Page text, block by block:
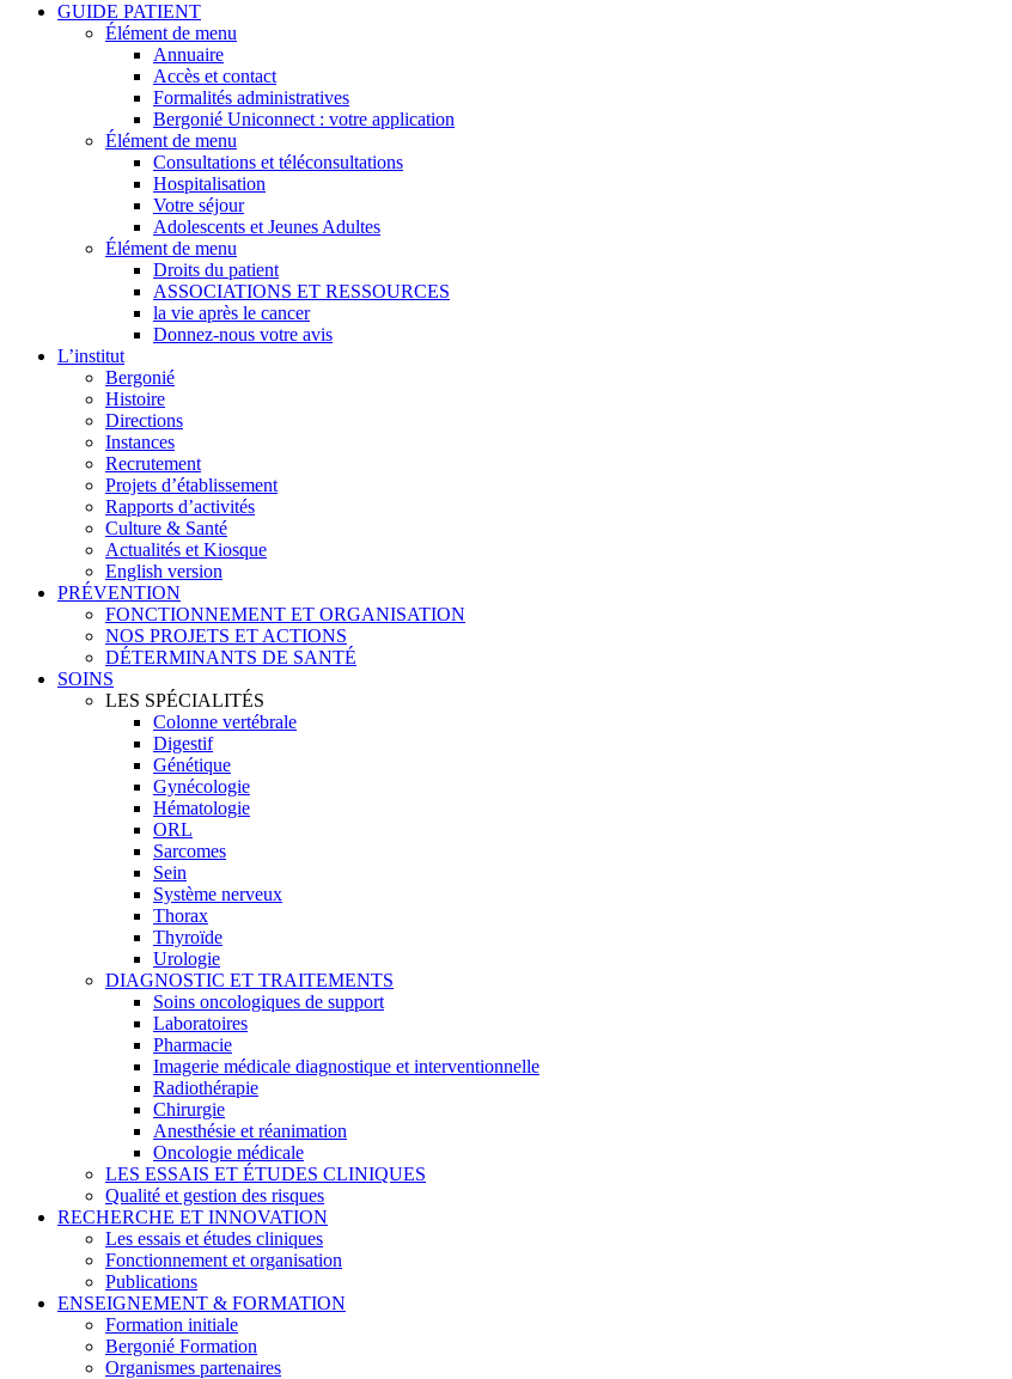
GUIDE PATIENT
Élément de menu
Annuaire
Accès et contact
Formalités administratives
Bergonié Uniconnect : votre application
Élément de menu
Consultations et téléconsultations
Hospitalisation
Votre séjour
Adolescents et Jeunes Adultes
Élément de menu
Droits du patient
ASSOCIATIONS ET RESSOURCES
la vie après le cancer
Donnez-nous votre avis
L’institut
Bergonié
Histoire
Directions
Instances
Recrutement
Projets d’établissement
Rapports d’activités
Culture & Santé
Actualités et Kiosque
English version
PRÉVENTION
FONCTIONNEMENT ET ORGANISATION
NOS PROJETS ET ACTIONS
DÉTERMINANTS DE SANTÉ
SOINS
LES SPÉCIALITÉS
Colonne vertébrale
Digestif
Génétique
Gynécologie
Hématologie
ORL
Sarcomes
Sein
Système nerveux
Thorax
Thyroïde
Urologie
DIAGNOSTIC ET TRAITEMENTS
Soins oncologiques de support
Laboratoires
Pharmacie
Imagerie médicale diagnostique et interventionnelle
Radiothérapie
Chirurgie
Anesthésie et réanimation
Oncologie médicale
LES ESSAIS ET ÉTUDES CLINIQUES
Qualité et gestion des risques
RECHERCHE ET INNOVATION
Les essais et études cliniques
Fonctionnement et organisation
Publications
ENSEIGNEMENT & FORMATION
Formation initiale
Bergonié Formation
Organismes partenaires